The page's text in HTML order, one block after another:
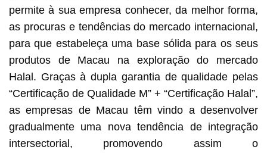
permite à sua empresa conhecer, da melhor forma,
as procuras e tendências do mercado internacional,
para que estabeleça uma base sólida para os seus
produtos de Macau na exploração do mercado
Halal. Graças à dupla garantia de qualidade pelas
“Certificação de Qualidade M” + “Certificação Halal”,
as empresas de Macau têm vindo a desenvolver
gradualmente uma nova tendência de integração
intersectorial, promovendo assim o